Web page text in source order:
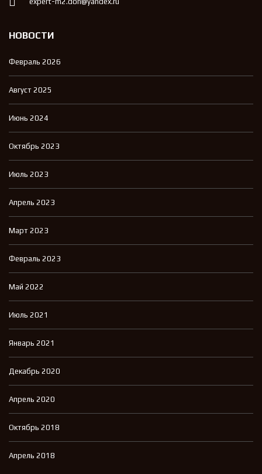
НОВОСТИ
Февраль 2026
Август 2025
Июнь 2024
Октябрь 2023
Июль 2023
Апрель 2023
Март 2023
Февраль 2023
Май 2022
Июль 2021
Январь 2021
Декабрь 2020
Апрель 2020
Октябрь 2018
Апрель 2018